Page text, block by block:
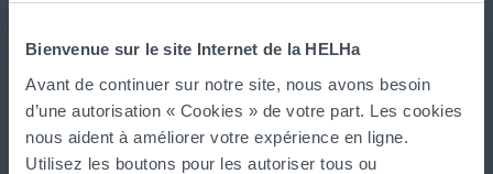
Bienvenue sur le site Internet de la HELHa
Avant de continuer sur notre site, nous avons besoin
d’une autorisation « Cookies » de votre part. Les cookies
nous aident à améliorer votre expérience en ligne.
Utilisez les boutons pour les autoriser tous ou
professionnalisantes (du Bachelier au Master) : 65
formations réparties sur
Braine-le-Comte Charleroi Gilly
Gosselies,La Louvière,Leuze-en-Hainaut, Louvain-la-Neuve
Loverval,Mons ,Montignies-sur-Sambre,Mouscronet
Tournai ( Frinoise,Écorcherie,Quai des Salines).